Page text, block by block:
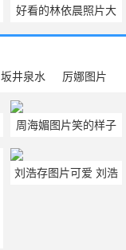
好看的林依晨照片大
全 林依晨照片高清壁
坂井泉水 厉娜图片
周海媚图片笑的样子
刘浩存图片可爱 刘浩